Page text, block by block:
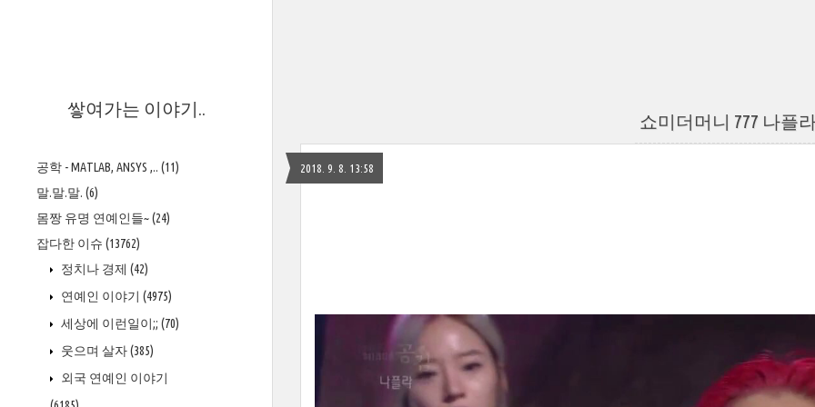
쌓여가는 이야기..
공학 - MATLAB, ANSYS ,.. (11)
말.말.말. (6)
몸짱 유명 연예인들~(24)
잡다한 이슈 (13762)
정치나 경제 (42)
연예인 이야기 (4975)
세상에 이런일이;; (70)
웃으며 살자(385)
외국 연예인 이야기
쇼미더머니 777 나플
2018. 9. 8. 13:58